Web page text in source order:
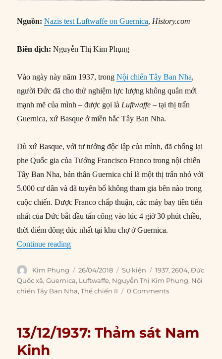
Nguồn: Nazis test Luftwaffe on Guernica, History.com
Biên dịch: Nguyễn Thị Kim Phụng
Vào ngày này năm 1937, trongNội chiến Tây Ban Nha,
người Đức đã cho thử nghiệm lực lượng không quân mới
mạnh mẽ của mình – được gọi là Luftwaffe – tại thị trấn
Guernica, xứ Basque ở miền bắc Tây Ban Nha.
Dù xứ Basque, với tư tưởng độc lập của mình, đã chống lại
phe Quốc gia của Tướng Francisco Franco trong nội chiến
Tây Ban Nha, bản thân Guernica chỉ là một thị trấn nhỏ với
5.000 cư dân và đã tuyên bố không tham gia bên nào trong
cuộc chiến. Được Franco chấp thuận, các máy bay tiên tiến
nhất của Đức bắt đầu tấn công vào lúc 4 giờ 30 phút chiều,
thời điểm đông đúc nhất tại khu chợ ở Guernica.
Continue reading“26/04/1937: Đức Quốc Xã thử nghiệm lực
Author
Kim Phụng
Posted
on
26/04/2018 Categories
Sự kiện Tags
1937,2604,Đức
Quốc xã,Guernica, Luftwaffe, Nguyễn Thị Kim Phụng, Nội
chiến Tây Ban Nha,Thế chiến II 0 Comments
13/12/1937: Thảm sát Nam
Kinh